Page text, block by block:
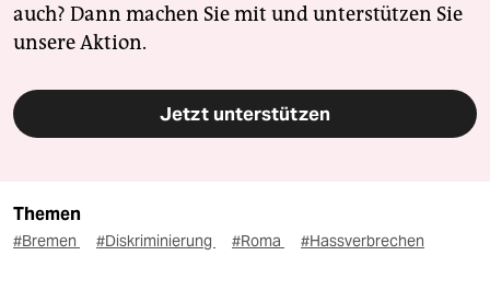
auch? Dann machen Sie mit und unterstützen Sie
unsere Aktion.
Jetzt unterstützen
Themen
#Bremen #Diskriminierung #Roma #Hassverbrechen